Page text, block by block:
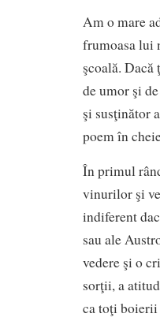
Am o mare
frumoasa lui
şcoală. Dacă
de umor şi
şi susţinător
poem în
În primul
vinurilor şi
indiferent
sau ale
vedere şi o
sorţii, a
ca toţi boierii